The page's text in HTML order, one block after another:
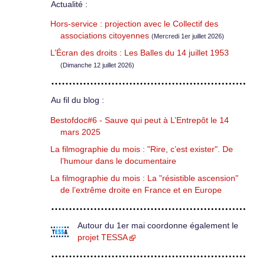
Actualité :
Hors-service : projection avec le Collectif des
associations citoyennes (Mercredi 1er juillet 2026)
L’Écran des droits : Les Balles du 14 juillet 1953
(Dimanche 12 juillet 2026)
Au fil du blog :
Bestofdoc#6 - Sauve qui peut à L’Entrepôt le 14
mars 2025
La filmographie du mois : "Rire, c’est exister". De
l’humour dans le documentaire
La filmographie du mois : La "résistible ascension"
de l’extrême droite en France et en Europe
Autour du 1er mai coordonne également le
projet TESSA